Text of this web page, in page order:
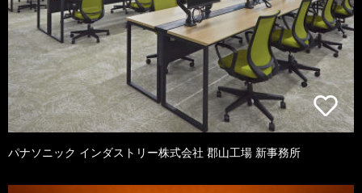
パナソニック インダストリー株式会社 郡山工場 新事務所